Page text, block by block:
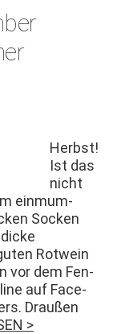
Herb­st!
Ist das
nicht
ein­mum­
Sock­en
Rotwein
vor dem Fen­
auf Face­
Draußen
>